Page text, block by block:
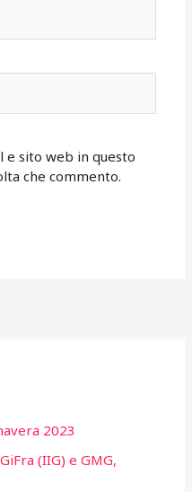
e sito web in questo
che commento.
2023
(IIG) e GMG,